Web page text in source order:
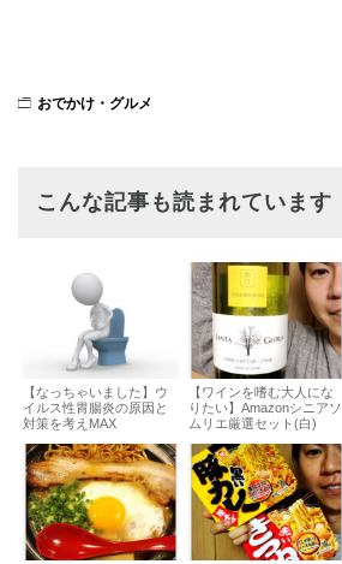
おでかけ・グルメ
こんな記事も読まれています
【なっちゃいました】ウ
イルス性胃腸炎の原因と
対策を考えMAX
【ワインを嗜む大人にな
りたい】Amazonシニアソ
ムリエ厳選セット(白)